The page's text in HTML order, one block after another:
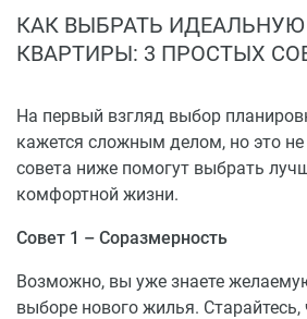
Территория комплекса обустроена
детские площадки с
качелями, горками и
стадионы для игры в футбол,
теннисные корты, тренажеры;
прогулок и езды на
многоуровневый паркинг на
автомобильных мест.
КАК ВЫБРАТЬ
КВАРТИРЫ: 3 ПРОСТЫХ
На первый взгляд выбор
кажется сложным делом, но это
совета ниже помогут выбрать
комфортной жизни.
Совет 1 – Соразмерность
Возможно, вы уже знаете
выборе нового жилья.